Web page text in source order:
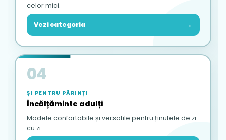
celor mici.
Vezi categoria →
04
ȘI PENTRU PĂRINȚI
Încălțăminte adulți
Modele confortabile și versatile pentru ținutele de zi
cu zi.